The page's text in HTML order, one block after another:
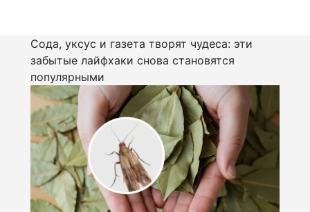
Сода, уксус и газета творят чудеса: эти
забытые лайфхаки снова становятся
популярными